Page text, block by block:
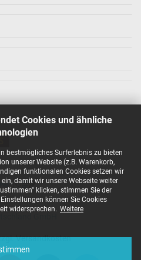
Cookies und ähnliche
bestmögliches Surferlebnis zu bieten
unserer Website (z.B. Warenkorb,
funktionalen Cookies setzen wir
damit wir unsere Webseite weiter
klicken, stimmen Sie der
können Sie Cookies
widersprechen. Weitere
Versandkosten